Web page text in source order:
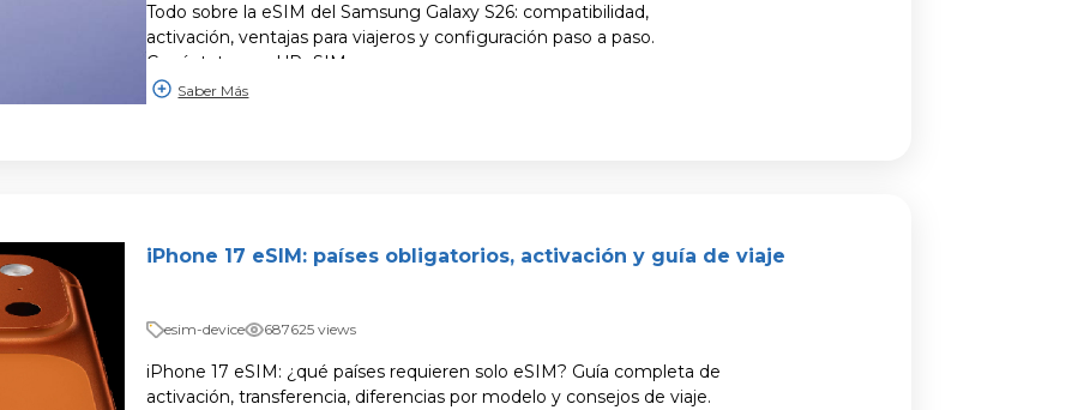
Todo sobre la eSIM del Samsung Galaxy S26: compatibilidad,
activación, ventajas para viajeros y configuración paso a paso.
Conéctate con UPeSIM.
Saber Más
iPhone 17 eSIM: países obligatorios, activación y guía de viaje
esim-device 687625 views
iPhone 17 eSIM: ¿qué países requieren solo eSIM? Guía completa de
activación, transferencia, diferencias por modelo y consejos de viaje.